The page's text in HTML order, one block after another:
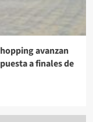
avanzan
a finales de